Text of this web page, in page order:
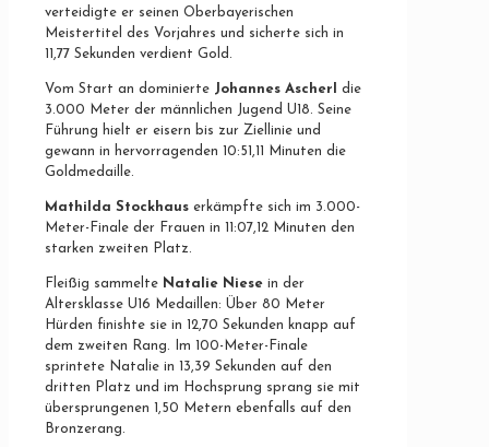
verteidigte er seinen Oberbayerischen
Meistertitel des Vorjahres und sicherte sich in
11,77 Sekunden verdient Gold.
Vom Start an dominierte Johannes Ascherl
die
3.000 Meter der männlichen Jugend U18. Seine
Führung hielt er eisern bis zur Ziellinie und
gewann in hervorragenden 10:51,11 Minuten die
Goldmedaille.
Mathilda Stockhaus erkämpfte sich im 3.000-
Meter-Finale der Frauen in 11:07,12 Minuten den
starken zweiten Platz.
Fleißig sammelte Natalie Niese in der
Altersklasse U16 Medaillen: Über 80 Meter
Hürden finishte sie in 12,70 Sekunden knapp auf
dem zweiten Rang. Im 100-Meter-Finale
sprintete Natalie in 13,39 Sekunden auf den
dritten Platz und im Hochsprung sprang sie mit
übersprungenen 1,50 Metern ebenfalls auf den
Bronzerang.